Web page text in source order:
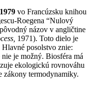
vo Francúzsku knihou
Roegena “Nulový
názov v angličtine
1971). Toto dielo je
Hlavné posolstvo znie:
je možný. Biosféra má
ekologickú rovnováhu
zákony termodynamiky.